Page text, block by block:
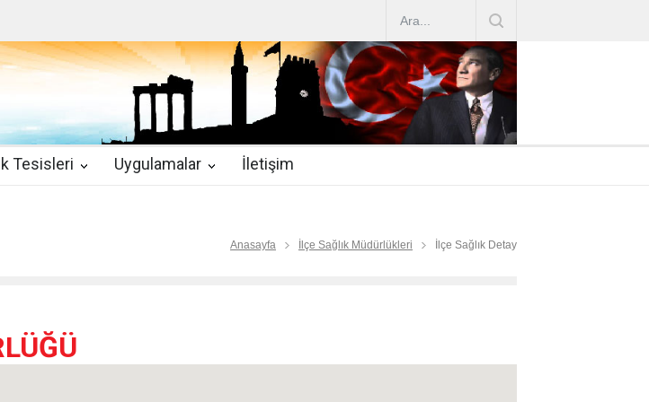
AYI DİYALİZ MERKEZLERİ CİHAZ ARTIRIMLARI|2019-07-31
Teletıp ve Teleradyoloji Birimi Genelgesi 2019/16 | 2019-07-31
Hekimlerin Pratisyen Hekim Kadrosunda Çalıştırma Talep|2019-06-26
Tesisleri Uygulamalar İletişim
Anasayfa İlçe Sağlık Müdürlükleri İlçe Sağlık Detay